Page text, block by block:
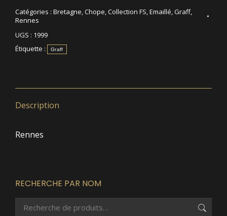
Catégories : Bretagne Chope Collection FS Emaillé Graff,
Rennes
UGS : 1999
Étiquette :
Graff
Description
Rennes
RECHERCHE PAR NOM